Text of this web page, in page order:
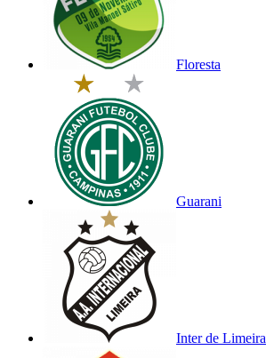
Floresta
Guarani
Inter de Limeira